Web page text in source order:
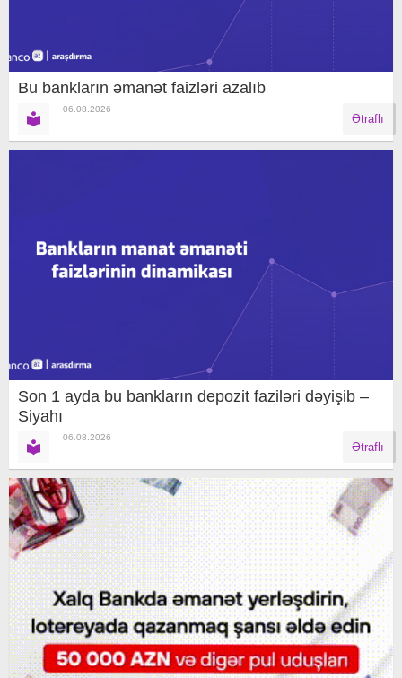
Bu bankların əmanət faizləri azalıb
06.08.2026
Ətraflı
Son 1 ayda bu bankların depozit faziləri dəyişib –
Siyahı
06.08.2026
Ətraflı